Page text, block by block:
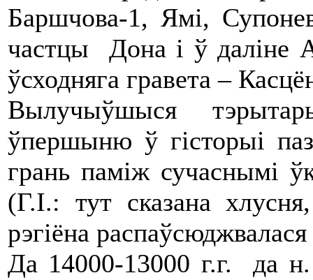
Баршчова-1, Ямі,
частцы Дона і ў даліне
ўсходняга гравета –
Вылучыўшыся
ўпершыню ў гісторыі
грань паміж сучаснымі
(Г.І.: тут сказана
рэгіёна
Да 14000-13000 г.г. да н.